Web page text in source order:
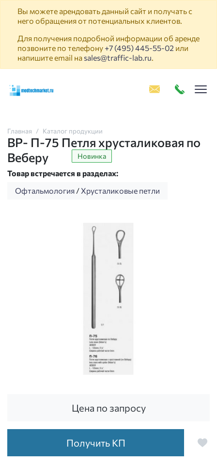
Вы можете арендовать данный сайт и получать с
него обращения от потенциальных клиентов.
Для получения подробной информации об аренде
позвоните по телефону +7 (495) 445-55-02 или
напишите email на sales@traffic-lab.ru.
Главная Каталог продукции
ВР- П-75 Петля хрусталиковая по
Веберу
Новинка
Товар встречается в разделах:
Офтальмология /Хрусталиковые петли
Цена по запросу
Получить КП